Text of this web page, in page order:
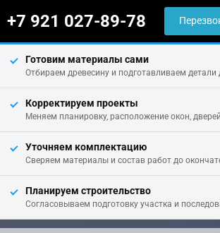
+7 921 027-89-78
Готовим материалы сами
Отбираем древесину и подготавливаем
Корректируем проекты
Меняем планировку, расположение окон,
Уточняем комплектацию
Сверяем материалы и состав работ до
Планируем строительство
Согласовываем подготовку участка и